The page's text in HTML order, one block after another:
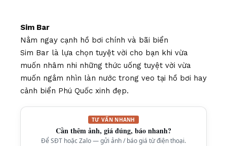
Sim Bar
Nằm ngay cạnh hồ bơi chính và bãi biển
Sim Bar là lựa chọn tuyệt vời cho bạn khi vừa
muốn nhâm nhi những thức uống tuyệt vời vừa
muốn ngắm nhìn làn nước trong veo tại hồ bơi hay
cảnh biển Phú Quốc xinh đẹp.
TƯ VẤN NHANH
Cần thêm ảnh, giá đúng, báo nhanh?
Để SĐT hoặc Zalo — gửi ảnh / báo giá từ điện thoại.